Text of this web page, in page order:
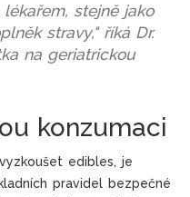
stejně jako
stravy," říká Dr.
na geriatrickou
konzumaci
edibles, je
pravidel bezpečné